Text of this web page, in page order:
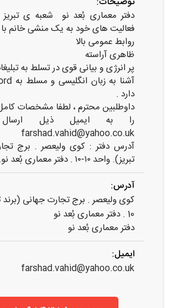
دفتر معماری بُعد نو شعبه ی
فعالیت های خود به یک منشی خانم با
روابط عمومی بالا
ظاهری آراسته
پر انرژی و بیانی قوی در تسلط به
دارد .
داوطلبین محترم ، لطفا مشخصات
را به ایمیل ذیل
farshad.vahid@yahoo.co.uk
آدرس دفتر : کوی ولیعصر . برج
تبریز). واحد ۱۰-۱۰ . دفتر معماری بُعد نو. .
آدرس:
10 . دفتر معماری بُعد نو
دفتر معماری بُعد نو
ایمیل:
farshad.vahid@yahoo.co.uk